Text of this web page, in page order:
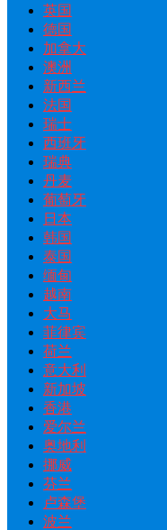
英国
德国
加拿大
澳洲
新西兰
法国
瑞士
西班牙
瑞典
丹麦
葡萄牙
日本
韩国
泰国
缅甸
越南
大马
菲律宾
荷兰
意大利
新加坡
香港
爱尔兰
奥地利
挪威
芬兰
卢森堡
波兰